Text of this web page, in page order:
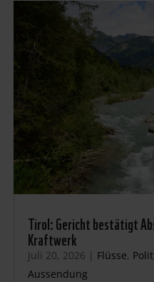
Tirol: Gericht bestätigt
Kraftwerk
Juli 20, 2026 | Flüsse,
Aussendung